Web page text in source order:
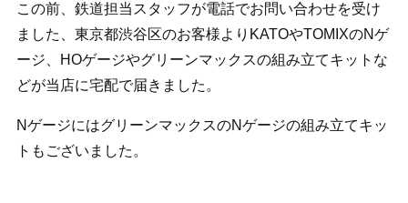
この前、鉄道担当スタッフが電話でお問い合わせを受け
ました、東京都渋谷区のお客様よりKATOやTOMIXのNゲ
ージ、HOゲージやグリーンマックスの組み立てキットな
どが当店に宅配で届きました。
NゲージにはグリーンマックスのNゲージの組み立てキッ
トもございました。